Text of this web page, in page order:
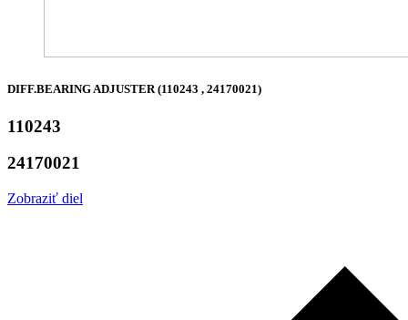
DIFF.BEARING ADJUSTER (110243 , 24170021)
110243
24170021
Zobraziť diel